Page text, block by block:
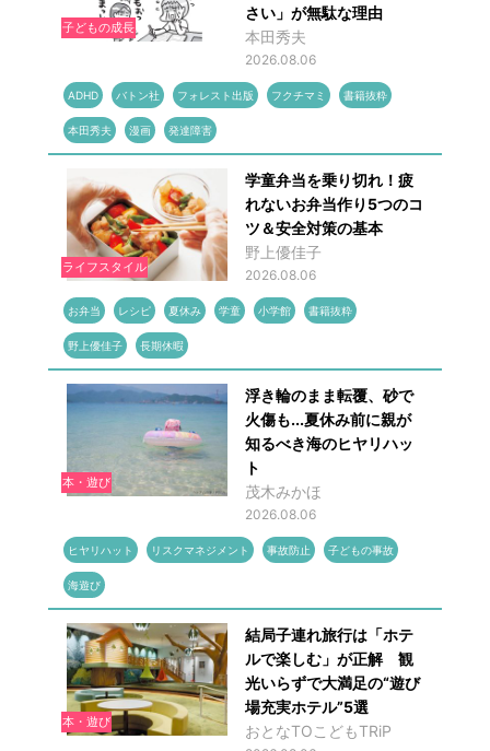
子どもの成長
さい」が無駄な理由
本田秀夫
2026.08.06
ADHD バトン社 フォレスト出版 フクチマミ 書籍抜粋
本田秀夫 漫画 発達障害
ライフスタイル
学童弁当を乗り切れ！疲
れないお弁当作り5つのコ
ツ＆安全対策の基本
野上優佳子
2026.08.06
お弁当 レシピ 夏休み 学童 小学館 書籍抜粋
野上優佳子 長期休暇
本・遊び
浮き輪のまま転覆、砂で
火傷も...夏休み前に親が
知るべき海のヒヤリハッ
ト
茂木みかほ
2026.08.06
ヒヤリハット リスクマネジメント 事故防止 子どもの事故
海遊び
本・遊び
結局子連れ旅行は「ホテ
ルで楽しむ」が正解 観
光いらずで大満足の“遊び
場充実ホテル”5選
おとなTOこどもTRiP